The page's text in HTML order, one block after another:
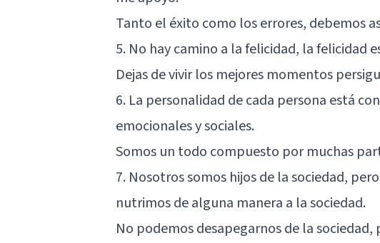
Tanto el éxito como los errores, debemos
5. No hay camino a la felicidad, la felicidad
Dejas de vivir los mejores momentos
6. La personalidad de cada persona está
emocionales y sociales.
Somos un todo compuesto por muchas
7. Nosotros somos hijos de la sociedad,
nutrimos de alguna manera a la sociedad.
No podemos desapegarnos de la